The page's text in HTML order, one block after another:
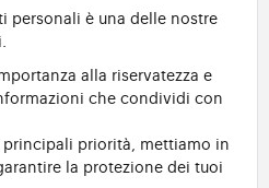
personali è una delle nostre
alla riservatezza e
che condividi con
principali priorità, mettiamo in
la protezione dei tuoi